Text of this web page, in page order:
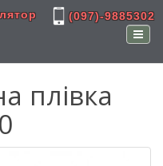
(097)-9885302
плівка